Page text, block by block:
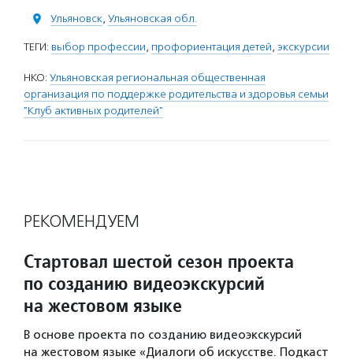
Ульяновск, Ульяновская обл.
ТЕГИ: выбор профессии, профориентация детей, экскурсии
НКО: Ульяновская региональная общественная
организация по поддержке родительства и здоровья семьи
"Клуб активных родителей"
РЕКОМЕНДУЕМ
Стартовал шестой сезон проекта
по созданию видеоэкскурсий
на жестовом языке
В основе проекта по созданию видеоэкскурсий
на жестовом языке «Диалоги об искусстве. Подкаст